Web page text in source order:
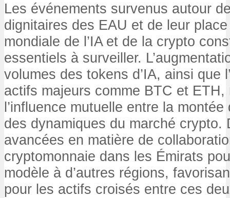
Les événements survenus autour
dignitaires des EAU et de leur
mondiale de l’IA et de la crypto
essentiels à surveiller.
volumes des tokens d’IA, ainsi que
actifs majeurs comme BTC et ETH,
l’influence mutuelle entre la montée
des dynamiques du marché crypto.
avancées en matière de
cryptomonnaie dans les Émirats
modèle à d’autres régions,
pour les actifs croisés entre ces